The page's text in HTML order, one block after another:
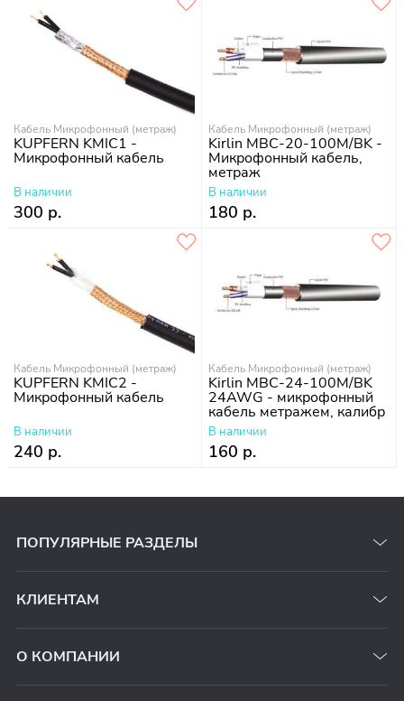
Кабель Микрофонный (метраж)
KUPFERN KMIC1 -
Микрофонный кабель
В наличии
300 р.
Кабель Микрофонный (метраж)
Kirlin MBC-20-100M/BK -
Микрофонный кабель,
метраж
В наличии
180 р.
Кабель Микрофонный (метраж)
KUPFERN KMIC2 -
Микрофонный кабель
В наличии
240 р.
Кабель Микрофонный (метраж)
Kirlin MBC-24-100M/BK
24AWG - микрофонный
кабель метражем, калибр
24AWG
В наличии
160 р.
ПОПУЛЯРНЫЕ РАЗДЕЛЫ
КЛИЕНТАМ
О КОМПАНИИ